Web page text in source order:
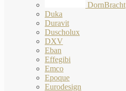
DornBracht
Duka
Duravit
Duscholux
DXV
Eban
Effegibi
Emco
Epoque
Eurodesign